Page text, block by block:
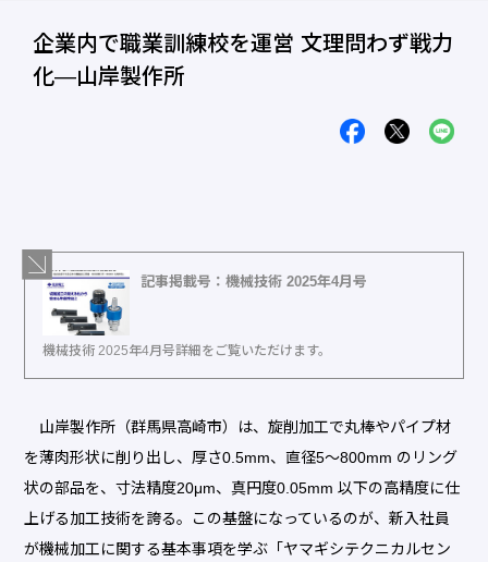
企業内で職業訓練校を運営 文理問わず戦力
化―山岸製作所
記事掲載号：機械技術 2025年4月号
機械技術 2025年4月号詳細をご覧いただけます。
山岸製作所（群馬県高崎市）は、旋削加工で丸棒やパイプ材
を薄肉形状に削り出し、厚さ0.5mm、直径5〜800mm のリング
状の部品を、寸法精度20μm、真円度0.05mm 以下の高精度に仕
上げる加工技術を誇る。この基盤になっているのが、新入社員
が機械加工に関する基本事項を学ぶ「ヤマギシテクニカルセン